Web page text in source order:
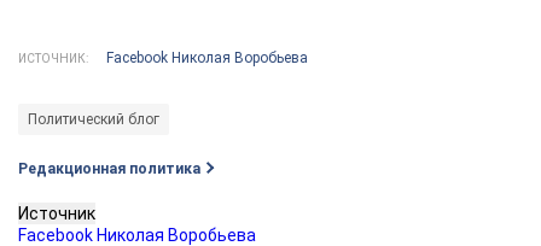
ИСТОЧНИК: Facebook Николая Воробьева
Политический блог
Редакционная политика
Источник
Facebook Николая Воробьева